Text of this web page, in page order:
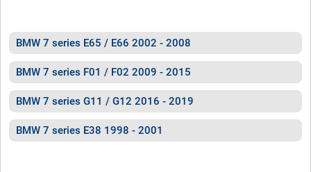
BMW 7 series E65 / E66 2002 - 2008
BMW 7 series F01 / F02 2009 - 2015
BMW 7 series G11 / G12 2016 - 2019
BMW 7 series E38 1998 - 2001